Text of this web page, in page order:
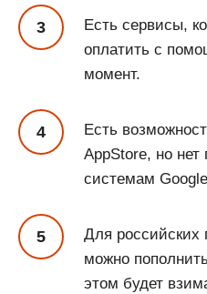
Есть сервисы,
оплатить с
момент.
Есть
AppStore, но нет
системам
Для российских
можно
этом будет